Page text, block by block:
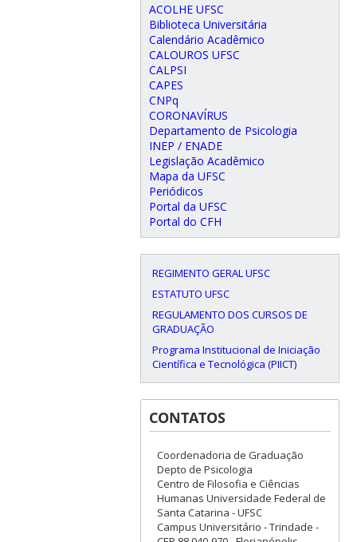
ACOLHE UFSC
Biblioteca Universitária
Calendário Acadêmico
CALOUROS UFSC
CALPSI
CAPES
CNPq
CORONAVÍRUS
Departamento de Psicologia
INEP / ENADE
Legislação Acadêmico
Mapa da UFSC
Periódicos
Portal da UFSC
Portal do CFH
REGIMENTO GERAL UFSC
ESTATUTO UFSC
REGULAMENTO DOS CURSOS DE
GRADUAÇÃO
Programa Institucional de Iniciação
Científica e Tecnológica (PIICT)
CONTATOS
Coordenadoria de Graduação
Depto de Psicologia
Centro de Filosofia e Ciências
Humanas Universidade Federal de
Santa Catarina - UFSC
Campus Universitário - Trindade -